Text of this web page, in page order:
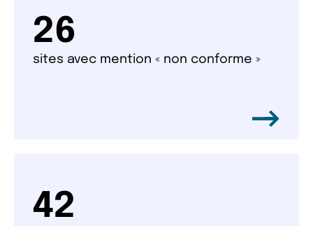
26
sites avec mention « non conforme »
42